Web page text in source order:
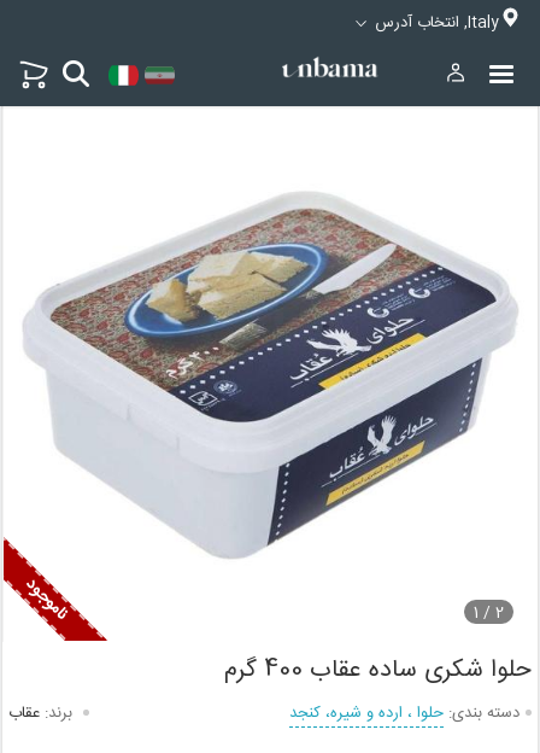
Italy, انتخاب آدرس
2 /
1
حلوا شکری ساده عقاب 400 گرم
دسته بندی: حلوا ، ارده و شیره، کنجد برند: عقاب